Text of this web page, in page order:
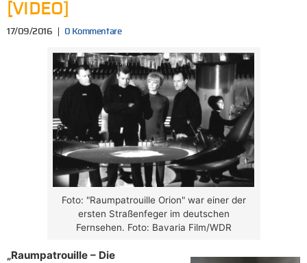
[VIDEO]
17/09/2016 0 Kommentare
Foto: "Raumpatrouille Orion" war einer der
ersten Straßenfeger im deutschen
Fernsehen. Foto: Bavaria Film/WDR
„Raumpatrouille – Die